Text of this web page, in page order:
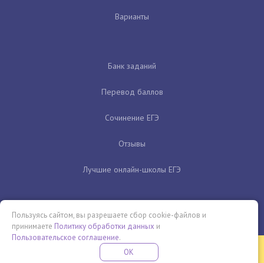
Варианты
Банк заданий
Перевод баллов
Сочинение ЕГЭ
Отзывы
Лучшие онлайн-школы ЕГЭ
Бесплатная летняя школа
ПРОВЕДИ ЭТО ЛЕТО С ПОЛЬЗОЙ
Пользуясь сайтом, вы разрешаете сбор cookie-файлов и
принимаете Политику обработки данных и
Пользовательское соглашение.
OK